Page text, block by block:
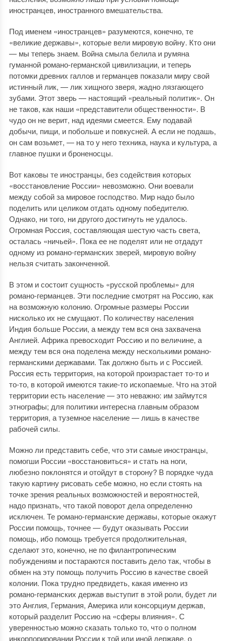
иностранцев, иностранного вмешательства.
Под именем «иностранцев» разумеются, конечно, те
«великие державы», которые вели мировую войну. Кто они
— мы теперь знаем. Война смыла белила и румяна
гуманной романо-германской цивилизации, и теперь
потомки древних галлов и германцев показали миру свой
истинный лик, — лик хищного зверя, жадно лязгающего
зубами. Этот зверь — настоящий «реальный политик». Он
не таков, как наши «представители общественности». В
чудо он не верит, над идеями смеется. Ему подавай
добычи, пищи, и побольше и повкусней. А если не подашь,
он сам возьмет, — на то у него техника, наука и культура, а
главное пушки и броненосцы.
Вот каковы те иностранцы, без содействия которых
«восстановление России» невозможно. Они воевали
между собой за мировое господство. Мир надо было
поделить или целиком отдать одному победителю.
Однако, ни того, ни другого достигнуть не удалось.
Огромная Россия, составляющая шестую часть света,
осталась «ничьей». Пока ее не поделят или не отдадут
одному из романо-германских зверей, мировую войну
нельзя считать законченной.
В этом и состоит сущность «русской проблемы» для
романо-германцев. Эти последние смотрят на Россию, как
на возможную колонию. Огромные размеры России
нисколько их не смущают. По количеству населения
Индия больше России, а между тем вся она захвачена
Англией. Африка превосходит Россию и по величине, а
между тем вся она поделена между несколькими романо-
германскими державами. Так должно быть и с Россией.
Россия есть территория, на которой произрастает то-то и
то-то, в которой имеются такие-то ископаемые. Что на этой
территории есть население — это неважно: им займутся
этнографы; для политики интересна главным образом
территория, а туземное население — лишь в качестве
рабочей силы.
Можно ли представить себе, что эти самые иностранцы,
помогши России «восстановиться» и стать на ноги,
любезно поклонятся и отойдут в сторону? В порядке чуда
такую картину рисовать себе можно, но если стоять на
точке зрения реальных возможностей и вероятностей,
надо признать, что такой поворот дела определенно
исключен. Те романо-германские державы, которые окажут
России помощь, точнее — будут оказывать России
помощь, ибо помощь требуется продолжительная,
сделают это, конечно, не по филантропическим
побуждениям и постараются поставить дело так, чтобы в
обмен на эту помощь получить Россию в качестве своей
колонии. Пока трудно предвидеть, какая именно из
романо-германских держав выступит в этой роли, будет ли
это Англия, Германия, Америка или консорциум держав,
который разделит Россию на «сферы влияния». С
уверенностью можно сказать только то, что о полном
инкорпорировании России к той или иной державе, о